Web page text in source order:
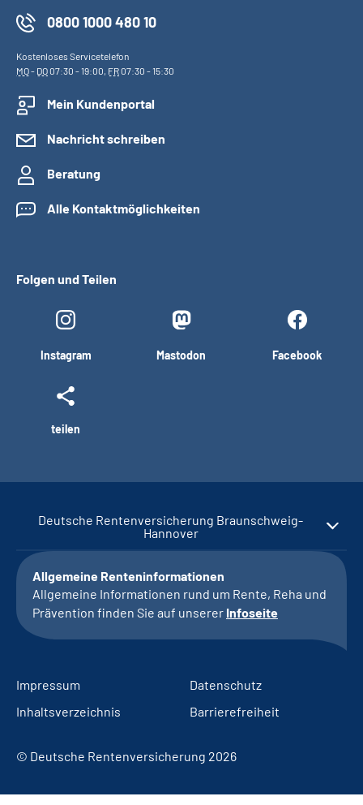
0800 1000 480 10
Kostenloses Servicetelefon
MO- DO07:30 - 19:00, FR07:30 - 15:30
Mein Kundenportal
Nachricht schreiben
Beratung
Alle Kontaktmöglichkeiten
Folgen und Teilen
Instagram Mastodon Facebook
teilen
Deutsche Rentenversicherung Braunschweig-
Hannover
Allgemeine Renteninformationen
Allgemeine Informationen rund um Rente, Reha und
Prävention finden Sie auf unserer Infoseite
Impressum
Datenschutz
Inhaltsverzeichnis
Barrierefreiheit
© Deutsche Rentenversicherung 2026